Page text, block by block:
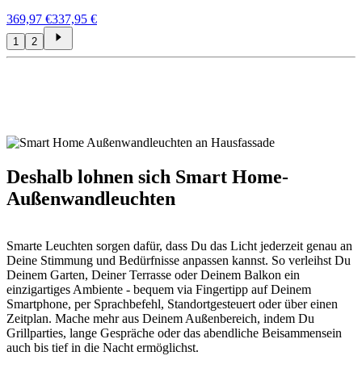
369,97 €337,95 €
1 2
Deshalb lohnen sich Smart Home-
Außenwandleuchten
Smarte Leuchten sorgen dafür, dass Du das Licht jederzeit genau an
Deine Stimmung und Bedürfnisse anpassen kannst. So verleihst Du
Deinem Garten, Deiner Terrasse oder Deinem Balkon ein
einzigartiges Ambiente - bequem via Fingertipp auf Deinem
Smartphone, per Sprachbefehl, Standortgesteuert oder über einen
Zeitplan. Mache mehr aus Deinem Außenbereich, indem Du
Grillparties, lange Gespräche oder das abendliche Beisammensein
auch bis tief in die Nacht ermöglichst.